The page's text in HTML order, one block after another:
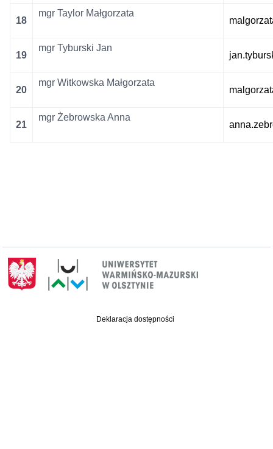
18
mgr Taylor Małgorzata
19
mgr Tyburski Jan
20
mgr Witkowska Małgorzata
21
mgr Żebrowska Anna
Deklaracja dostępności